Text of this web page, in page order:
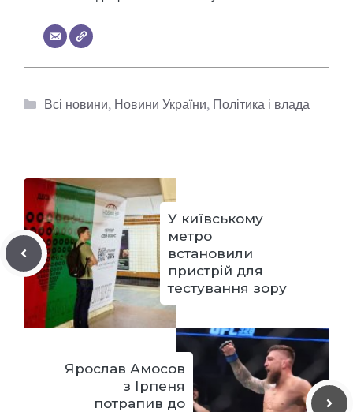
Категорії
Всі новини, Новини України, Політика і влада
У київському
метро
встановили
пристрій для
тестування зору
Ярослав Амосов
з Ірпеня
потрапив до